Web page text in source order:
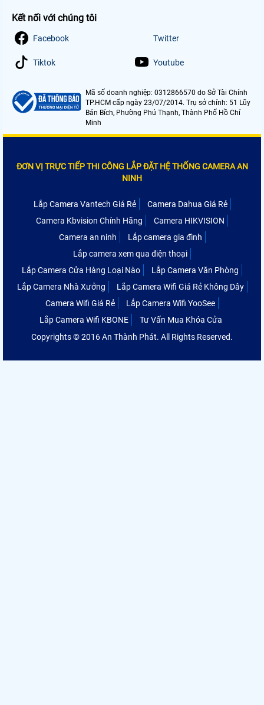
Kết nối với chúng tôi
Facebook Twitter
Tiktok Youtube
Mã số doanh nghiệp: 0312866570 do Sở Tài Chính
TP.HCM cấp ngày 23/07/2014. Trụ sở chính: 51 Lũy
Bán Bích, Phường Phú Thạnh, Thành Phố Hồ Chí
Minh
ĐƠN VỊ TRỰC TIẾP THI CÔNG LẮP ĐẶT HỆ THỐNG CAMERA AN
NINH
Lắp Camera Vantech Giá Rẻ
Camera Dahua Giá Rẻ
Camera Kbvision Chính Hãng
Camera HIKVISION
Camera an ninh
Lắp camera gia đình
Lắp camera xem qua điện thoại
Lắp Camera Cửa Hàng Loại Nào
Lắp Camera Văn Phòng
Lắp Camera Nhà Xưởng
Lắp Camera Wifi Giá Rẻ Không Dây
Camera Wifi Giá Rẻ
Lắp Camera Wifi YooSee
Lắp Camera Wifi KBONE
Tư Vấn Mua Khóa Cửa
Copyrights © 2016 An Thành Phát. All Rights Reserved.